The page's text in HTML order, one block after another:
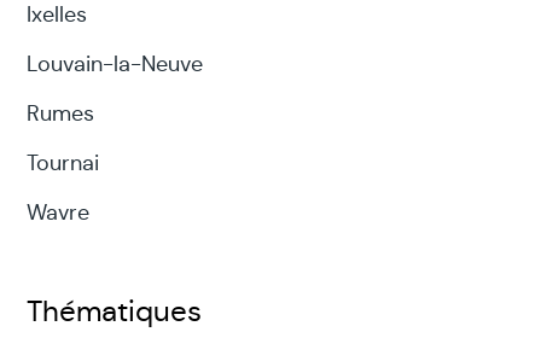
Ixelles
Louvain-la-Neuve
Rumes
Tournai
Wavre
Thématiques